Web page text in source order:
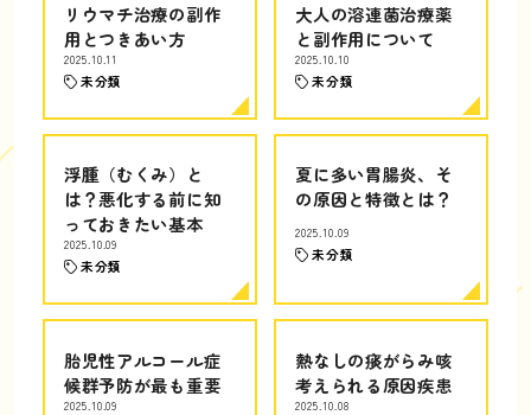
リウマチ治療の副作
用とつきあい方
2025.10.11
未分類
大人の溶連菌治療薬
と副作用について
2025.10.10
未分類
浮腫（むくみ）と
は？悪化する前に知
っておきたい基本
2025.10.09
未分類
夏に多い胃腸炎、そ
の原因と特徴とは？
2025.10.09
未分類
胎児性アルコール症
候群予防が最も重要
2025.10.09
熱なしの痰がらみ咳
考えられる原因疾患
2025.10.08